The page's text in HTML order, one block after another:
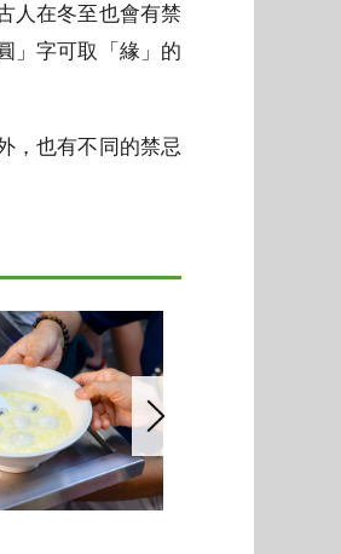
人在冬至也會有禁
」字可取「緣」的
，也有不同的禁忌